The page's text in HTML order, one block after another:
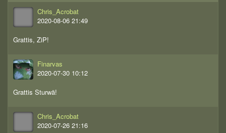
Chris_Acrobat
2020-08-06 21:49
Grattis, ZiP!
Finarvas
2020-07-30 10:12
Grattis Sturwä!
Chris_Acrobat
2020-07-26 21:16